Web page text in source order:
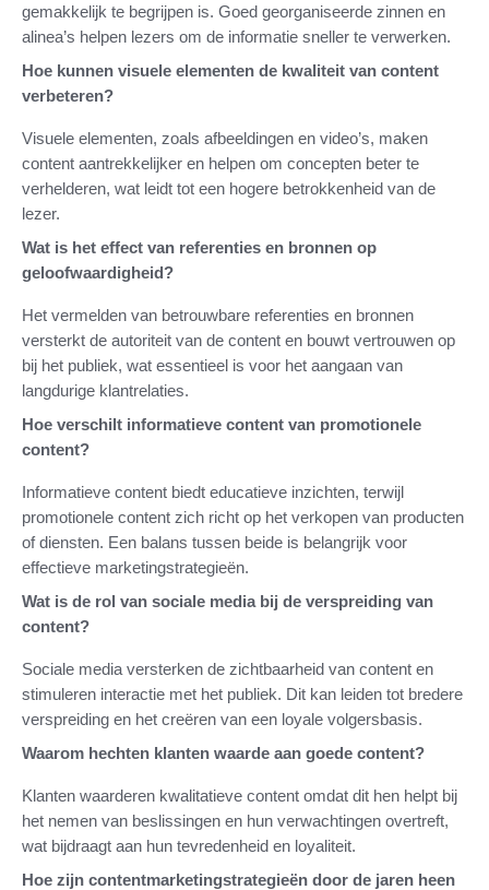
gemakkelijk te begrijpen is. Goed georganiseerde zinnen en
alinea’s helpen lezers om de informatie sneller te verwerken.
Hoe kunnen visuele elementen de kwaliteit van content
verbeteren?
Visuele elementen, zoals afbeeldingen en video’s, maken
content aantrekkelijker en helpen om concepten beter te
verhelderen, wat leidt tot een hogere betrokkenheid van de
lezer.
Wat is het effect van referenties en bronnen op
geloofwaardigheid?
Het vermelden van betrouwbare referenties en bronnen
versterkt de autoriteit van de content en bouwt vertrouwen op
bij het publiek, wat essentieel is voor het aangaan van
langdurige klantrelaties.
Hoe verschilt informatieve content van promotionele
content?
Informatieve content biedt educatieve inzichten, terwijl
promotionele content zich richt op het verkopen van producten
of diensten. Een balans tussen beide is belangrijk voor
effectieve marketingstrategieën.
Wat is de rol van sociale media bij de verspreiding van
content?
Sociale media versterken de zichtbaarheid van content en
stimuleren interactie met het publiek. Dit kan leiden tot bredere
verspreiding en het creëren van een loyale volgersbasis.
Waarom hechten klanten waarde aan goede content?
Klanten waarderen kwalitatieve content omdat dit hen helpt bij
het nemen van beslissingen en hun verwachtingen overtreft,
wat bijdraagt aan hun tevredenheid en loyaliteit.
Hoe zijn contentmarketingstrategieën door de jaren heen